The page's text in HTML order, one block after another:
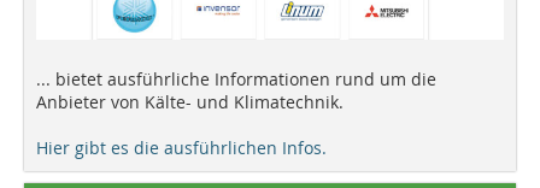
... bietet ausführliche Informationen rund um die
Anbieter von Kälte- und Klimatechnik.
Hier gibt es die ausführlichen Infos.